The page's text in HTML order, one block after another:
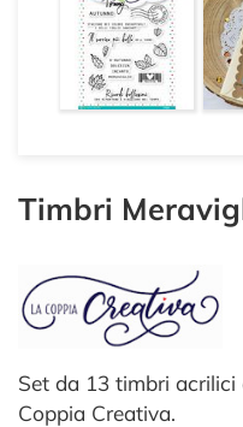
Timbri
Set da 13 timbri
Coppia Creativa.